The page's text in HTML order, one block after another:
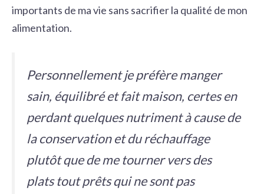
importants de ma vie sans sacrifier la qualité de mon
alimentation.
Personnellement je préfère manger
sain, équilibré et fait maison, certes en
perdant quelques nutriment à cause de
la conservation et du réchauffage
plutôt que de me tourner vers des
plats tout prêts qui ne sont pas